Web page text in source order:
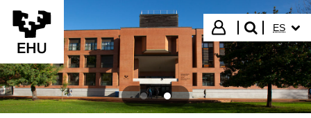
Saltar al contenido principal
Iniciar sesión
buscar"
ES